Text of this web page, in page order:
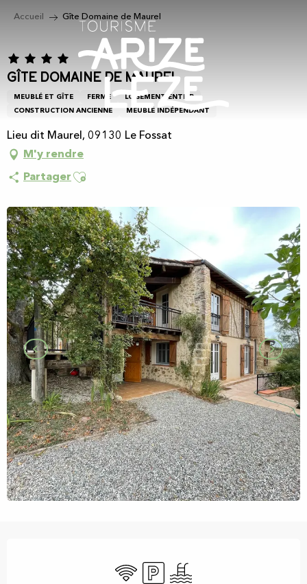
principal
Accueil Gîte Domaine de Maurel
Gîte Domaine de Maurel
MEUBLÉ ET GÎTE FERME
LOGEMENT ENTIER
CONSTRUCTION ANCIENNE
MEUBLÉ INDÉPENDANT
Lieu dit Maurel, 09130 Le Fossat
M'y rendre
Partager Ajouter aux favoris
WiFi ParkingPiscine